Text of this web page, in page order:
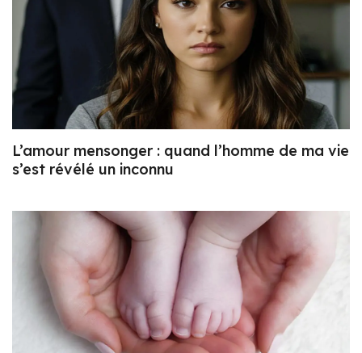
L’amour mensonger : quand l’homme de ma vie
s’est révélé un inconnu